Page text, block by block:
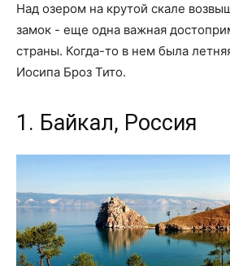
Над озером на крутой скале
замок - еще одна важная
страны. Когда-то в нем была
Иосипа Броз Тито.
1. Байкал, Россия